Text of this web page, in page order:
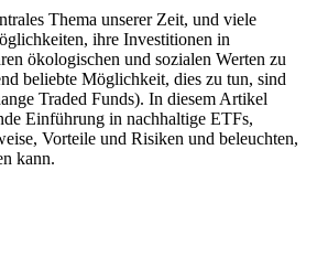
Thema unserer Zeit, und viele
ihre Investitionen in
ökologischen und sozialen Werten zu
beliebte Möglichkeit, dies zu tun, sind
Traded Funds). In diesem Artikel
Einführung in nachhaltige ETFs,
Vorteile und Risiken und beleuchten,
kann.